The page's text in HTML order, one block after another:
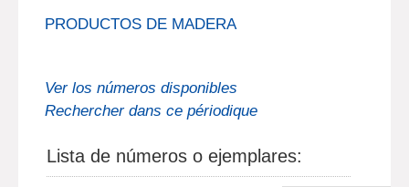
PRODUCTOS DE MADERA
Ver los números disponibles
Rechercher dans ce périodique
Lista de números o ejemplares: